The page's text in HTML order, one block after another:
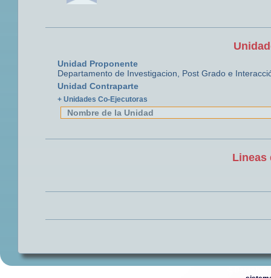
Unidad Proponente
Departamento de Investigacion, Post Grado e
Unidad Contraparte
+ Unidades Co-Ejecutoras
Nombre de la Unidad
Lineas